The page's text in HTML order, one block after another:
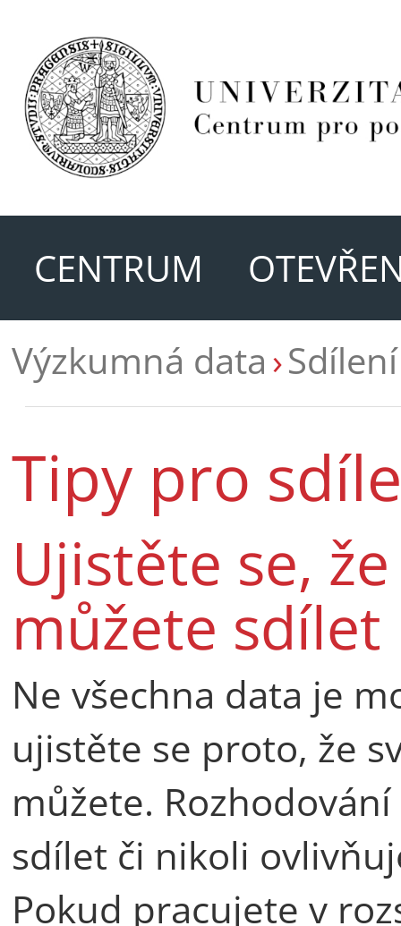
CENTRUM
Výzkumná data
Tipy pro
Ujistěte se,
můžete sdílet
Ne všechna data je
ujistěte se proto, že
můžete.
sdílet či nikoli
Pokud pracujete v